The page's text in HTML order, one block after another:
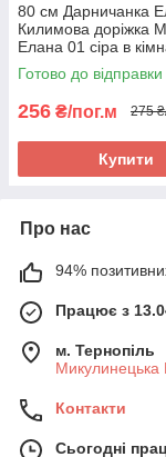
80 см Дарничанка
Килимова доріжка
Елана 01 сіра в
Якісна килимова
Готово до відправки
256 ₴/пог.м 275
Купити
Про нас
94%
Працює з
м. Тернопіль
Микулинецька
Контакти
Сьогодні